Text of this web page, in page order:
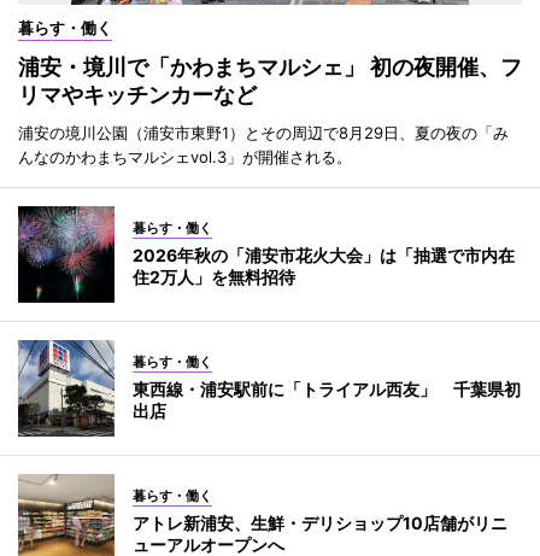
暮らす・働く
浦安・境川で「かわまちマルシェ」 初の夜開催、フ
リマやキッチンカーなど
浦安の境川公園（浦安市東野1）とその周辺で8月29日、夏の夜の「み
んなのかわまちマルシェvol.3」が開催される。
暮らす・働く
2026年秋の「浦安市花火大会」は「抽選で市内在
住2万人」を無料招待
暮らす・働く
東西線・浦安駅前に「トライアル西友」 千葉県初
出店
暮らす・働く
アトレ新浦安、生鮮・デリショップ10店舗がリニ
ューアルオープンへ